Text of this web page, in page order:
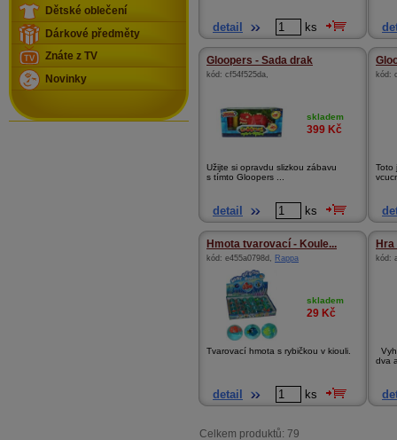
detail ks
Gloopers - Sada drak
kód: cf54f525da,
skladem
399 Kč
Užijte si opravdu slizkou zábavu
s tímto Gloopers ...
detail ks
kód:
Toto
Hmota tvarovací - Koule...
kód: e455a0798d , Rappa
skladem
29 Kč
Tvarovací hmota s rybičkou v kiouli.
detail ks
Hra
kód:
dva
Celkem produktů: 79
Dětské oblečení
Dárkové předměty
Znáte z TV
Novinky